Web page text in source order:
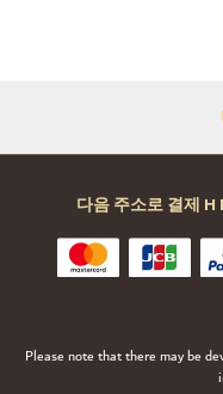
다음 주소로 결제 H
Please note that there may be